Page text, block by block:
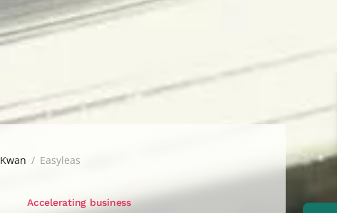
Kwan Easyleas
Accelerating business